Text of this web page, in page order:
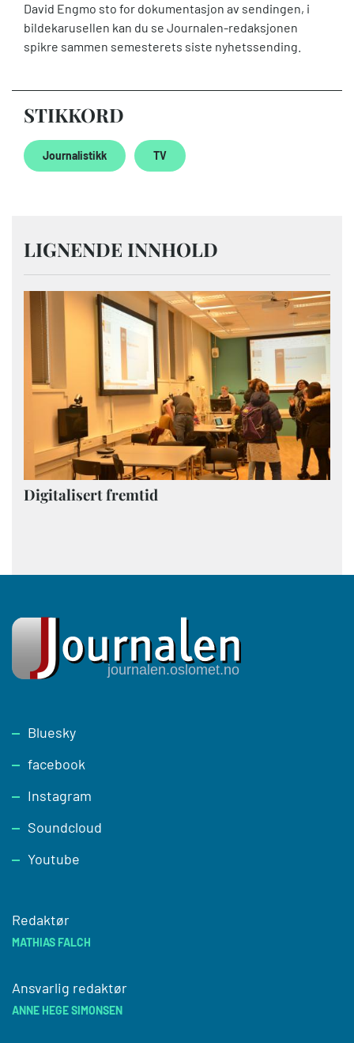
David Engmo sto for dokumentasjon av sendingen, i
bildekarusellen kan du se Journalen-redaksjonen
spikre sammen semesterets siste nyhetssending.
STIKKORD
Journalistikk TV
LIGNENDE INNHOLD
Digitalisert fremtid
Footer
Bluesky
facebook
Instagram
Soundcloud
Youtube
Redaktør
MATHIAS FALCH
Ansvarlig redaktør
ANNE HEGE SIMONSEN